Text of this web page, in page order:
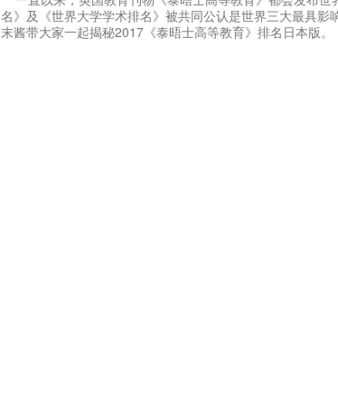
名》及《世界大学学术排名》被共同公认是世界三大最具影
末酱带大家一起揭秘2017《泰晤士高等教育》排名日本版。 No.1—东京大学 No.2—东北大学